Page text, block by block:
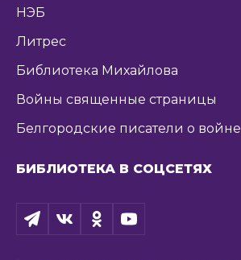
НЭБ
Литрес
Библиотека Михайлова
Войны священные страницы
Белгородские писатели о войне
БИБЛИОТЕКА В СОЦСЕТЯХ